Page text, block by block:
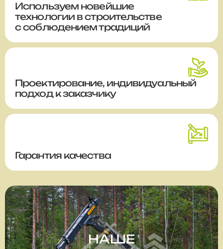
Используем новейшие
технологии в строительстве
с соблюдением традиций
Проектирование, индивидуальный
подход к заказчику
Гарантия качества
НАШЕ